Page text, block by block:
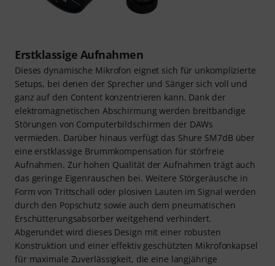
Erstklassige Aufnahmen
Dieses dynamische Mikrofon eignet sich für unkomplizierte
Setups, bei denen der Sprecher und Sänger sich voll und
ganz auf den Content konzentrieren kann. Dank der
elektromagnetischen Abschirmung werden breitbandige
Störungen von Computerbildschirmen der DAWs
vermieden. Darüber hinaus verfügt das Shure SM7dB über
eine erstklassige Brummkompensation für störfreie
Aufnahmen. Zur hohen Qualität der Aufnahmen trägt auch
das geringe Eigenrauschen bei. Weitere Störgeräusche in
Form von Trittschall oder plosiven Lauten im Signal werden
durch den Popschutz sowie auch dem pneumatischen
Erschütterungsabsorber weitgehend verhindert.
Abgerundet wird dieses Design mit einer robusten
Konstruktion und einer effektiv geschützten Mikrofonkapsel
für maximale Zuverlässigkeit, die eine langjährige